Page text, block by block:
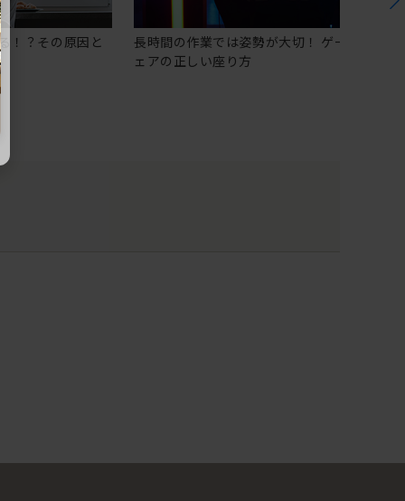
！？その原因と
長時間の作業では姿勢が大切！ ゲーミングチ
ェアの正しい座り方